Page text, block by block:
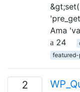
Ama
24
featured-
2